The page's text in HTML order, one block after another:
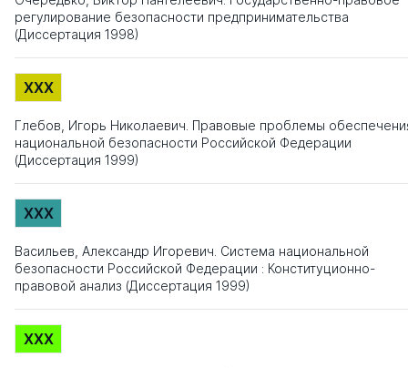
регулирование безопасности предпринимательства
(Диссертация 1998)
XXX
Глебов, Игорь Николаевич. Правовые проблемы
национальной безопасности Российской Федерации
(Диссертация 1999)
XXX
Васильев, Александр Игоревич. Система национальной
безопасности Российской Федерации : Конституционно-
правовой анализ (Диссертация 1999)
XXX